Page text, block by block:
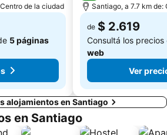
de la ciudad
5 páginas
Santiago, a 7.7 km
de $ 2.619
Consultá los
web
Ver
alojamientos en Santiago
en Santiago